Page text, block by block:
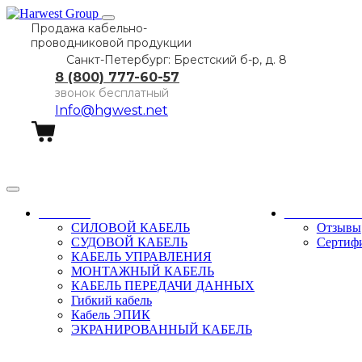
Продажа кабельно-
проводниковой продукции
Санкт-Петербург: Брестский б-р, д. 8
8 (800) 777-60-57
звонок бесплатный
Info@hgwest.net
СИЛОВОЙ КАБЕЛЬ
СУДОВОЙ КАБЕЛЬ
КАБЕЛЬ УПРАВЛЕНИЯ
МОНТАЖНЫЙ КАБЕЛЬ
КАБЕЛЬ ПЕРЕДАЧИ ДАННЫХ
Гибкий кабель
Кабель ЭПИК
ЭКРАНИРОВАННЫЙ КАБЕЛЬ
Отзывы